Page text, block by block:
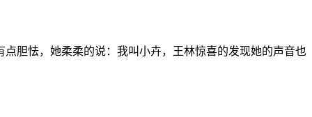
胆怯，她柔柔的说：我叫小卉，王林惊喜的发现她的声音也